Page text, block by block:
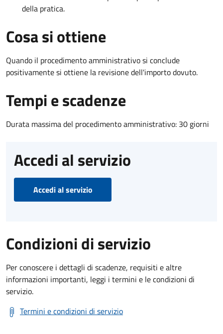
della pratica.
Cosa si ottiene
Quando il procedimento amministrativo si conclude
positivamente si ottiene la revisione dell'importo dovuto.
Tempi e scadenze
Durata massima del procedimento amministrativo: 30 giorni
Accedi al servizio
Accedi al servizio
Condizioni di servizio
Per conoscere i dettagli di scadenze, requisiti e altre
informazioni importanti, leggi i termini e le condizioni di
servizio.
Termini e condizioni di servizio